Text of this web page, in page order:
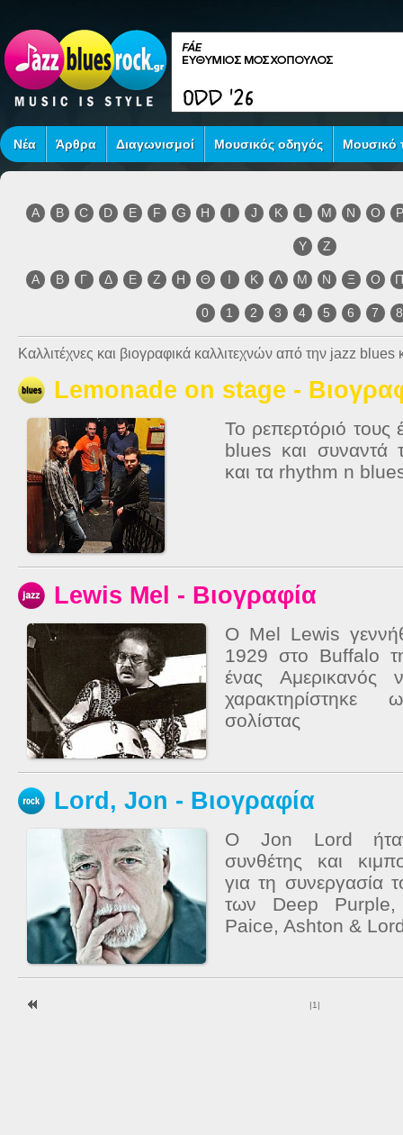
Νέα Άρθρα Διαγωνισμοί Μουσικός οδηγός Μουσικό
A B C D E F G H I J K L M N O P
Y Z
Α Β Γ Δ Ε Ζ Η Θ Ι Κ Λ Μ Ν Ξ Ο
0 1 2 3 4 5 6 7 8
Καλλιτέχνες και βιογραφικά καλλιτεχνών από την jazz blues
Lemonade on stage -
Το ρεπερτόριό τους
blues και συναντά
και τα rhythm n
Lewis Mel - Βιογραφία
Ο Mel Lewis
1929 στο Buffalo
ένας Αμερικανός
χαρακτηρίστηκε
σολίστας
Lord, Jon - Βιογραφία
Ο Jon Lord ήταν
συνθέτης και
για τη συνεργασία
των Deep
Paice, Ashton &
|1 |